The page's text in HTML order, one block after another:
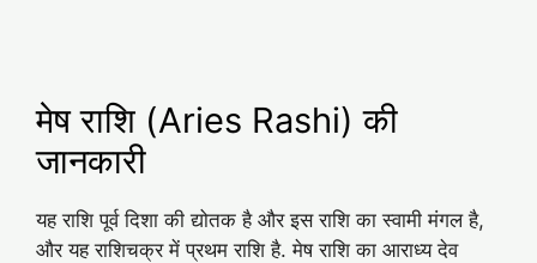
मेष राशि (Aries Rashi) की
जानकारी
यह राशि पूर्व दिशा की द्योतक है और इस राशि का स्वामी मंगल है,
और यह राशिचक्र में प्रथम राशि है. मेष राशि का आराध्य देव